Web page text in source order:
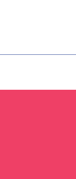
CoderDojo se
ovog ljeta: